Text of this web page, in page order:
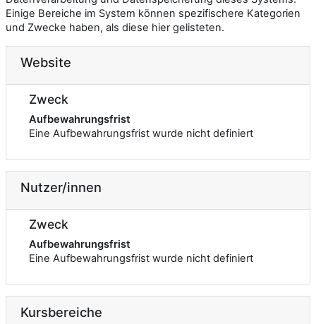
Einige Bereiche im System können spezifischere Kategorien
und Zwecke haben, als diese hier gelisteten.
Website
Zweck
Aufbewahrungsfrist
Eine Aufbewahrungsfrist wurde nicht definiert
Nutzer/innen
Zweck
Aufbewahrungsfrist
Eine Aufbewahrungsfrist wurde nicht definiert
Kursbereiche